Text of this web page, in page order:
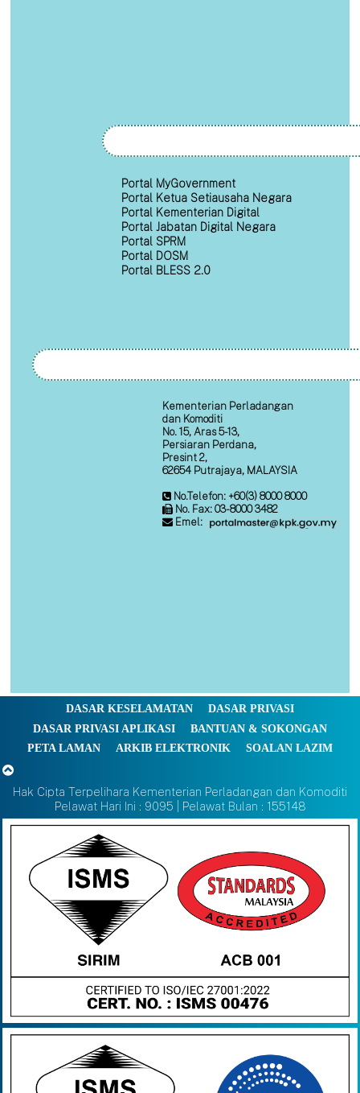
Portal MyGovernment
Portal Ketua Setiausaha Negara
Portal Kementerian Digital
Portal Jabatan Digital Negara
Portal SPRM
Portal DOSM
Portal BLESS 2.0
Kementerian Perladangan
dan Komoditi
No. 15, Aras 5-13,
Persiaran Perdana,
Presint 2,
62654 Putrajaya, MALAYSIA
No.Telefon: +60(3) 8000 8000
No. Fax: 03-8000 3482
Emel:
DASAR KESELAMATAN
DASAR PRIVASI
DASAR PRIVASI APLIKASI
BANTUAN & SOKONGAN
PETA LAMAN
ARKIB ELEKTRONIK SOALAN LAZIM
Hak Cipta Terpelihara Kementerian Perladangan dan Komoditi
Pelawat Hari Ini : 9095 | Pelawat Bulan : 155148